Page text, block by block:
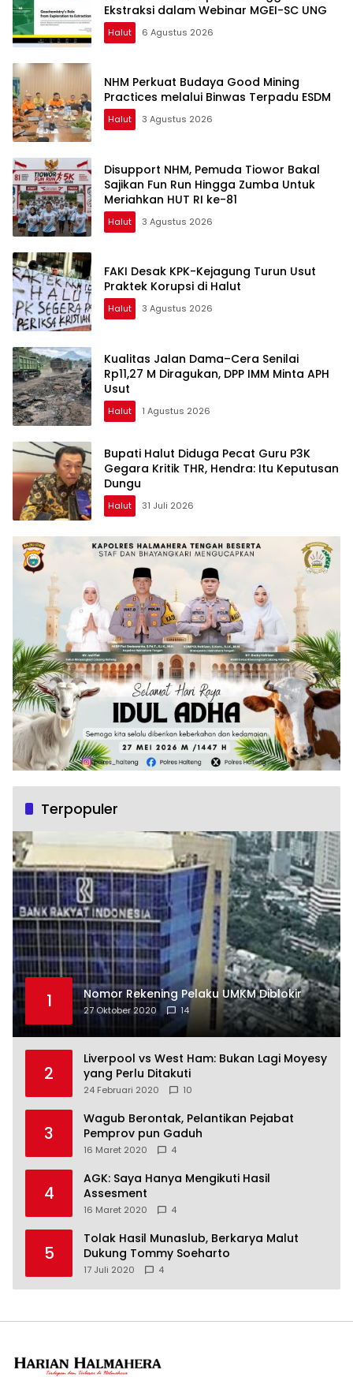
Ekstraksi dalam Webinar MGEI-SC UNG
Halut 6 Agustus 2026
NHM Perkuat Budaya Good Mining
Practices melalui Binwas Terpadu ESDM
Halut 3 Agustus 2026
Disupport NHM, Pemuda Tiowor Bakal
Sajikan Fun Run Hingga Zumba Untuk
Meriahkan HUT RI ke-81
Halut 3 Agustus 2026
FAKI Desak KPK-Kejagung Turun Usut
Praktek Korupsi di Halut
Halut 3 Agustus 2026
Kualitas Jalan Dama–Cera Senilai
Rp11,27 M Diragukan, DPP IMM Minta APH
Usut
Halut 1 Agustus 2026
Bupati Halut Diduga Pecat Guru P3K
Gegara Kritik THR, Hendra: Itu Keputusan
Dungu
Halut 31 Juli 2026
Terpopuler
1 Nomor Rekening Pelaku UMKM Diblokir
27 Oktober 2020 14
2
Liverpool vs West Ham: Bukan Lagi Moyesy
yang Perlu Ditakuti
24 Februari 2020 10
3
Wagub Berontak, Pelantikan Pejabat
Pemprov pun Gaduh
16 Maret 2020 4
4
AGK: Saya Hanya Mengikuti Hasil
Assesment
16 Maret 2020 4
5
Tolak Hasil Munaslub, Berkarya Malut
Dukung Tommy Soeharto
17 Juli 2020 4